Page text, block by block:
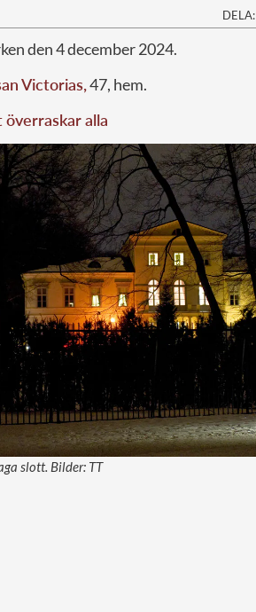
DELA:
den 4 december 2024.
Victorias,47, hem.
alla
slott. Bilder: TT